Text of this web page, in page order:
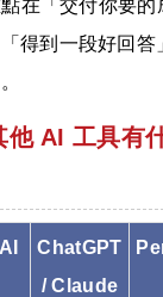
在「交付你要的
得到一段好回
AI 工具有
ChatGPT
/ Claude